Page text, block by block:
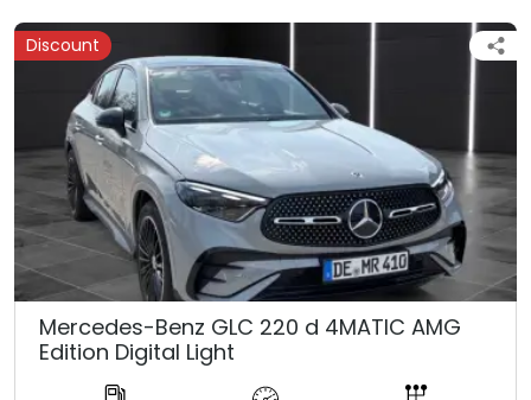
Discount
Mercedes-Benz GLC 220 d 4MATIC AMG
Edition Digital Light